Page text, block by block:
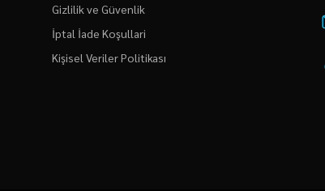
Gizlilik ve Güvenlik
İptal İade Koşullari
Kişisel Veriler Politikası